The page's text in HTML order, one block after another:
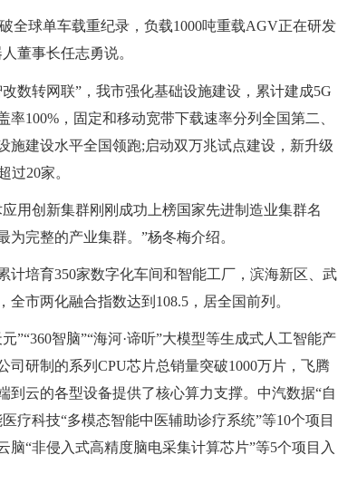
全球单车载重纪录，负载1000吨重载AGV正在研发
董事长任志勇说。
数转网联”，我市强化基础设施建设，累计建成5G
100%，固定和移动宽带下载速率分列全国第二、
施建设水平全国领跑;启动双万兆试点建设，新升级
过20家。
用创新集群刚刚成功上榜国家先进制造业集群名
完整的产业集群。”杨冬梅介绍。
计培育350家数字化车间和智能工厂，滨海新区、武
市两化融合指数达到108.5，居全国前列。
”“360智脑”“海河·谛听”大模型等生成式人工智能产
研制的系列CPU芯片总销量突破1000万片，飞腾
到云的各型设备提供了核心算力支撑。中汽数据“自
疗科技“多模态智能中医辅助诊疗系统”等10个项目
“非侵入式高精度脑电采集计算芯片”等5个项目入